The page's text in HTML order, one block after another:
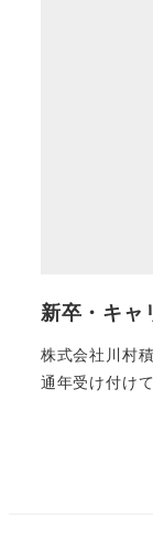
新卒・キャ
株式会社川村
通年受け付け